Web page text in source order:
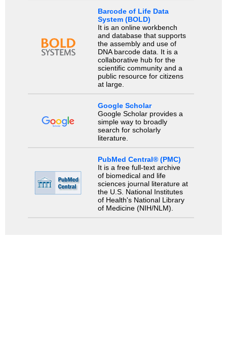
Barcode of Life Data
System (BOLD)
It is an online workbench
and database that supports
the assembly and use of
DNA barcode data. It is a
collaborative hub for the
scientific community and a
public resource for citizens
at large.
Google Scholar
Google Scholar provides a
simple way to broadly
search for scholarly
literature.
PubMed Central® (PMC)
It is a free full-text archive
of biomedical and life
sciences journal literature at
the U.S. National Institutes
of Health's National Library
of Medicine (NIH/NLM).